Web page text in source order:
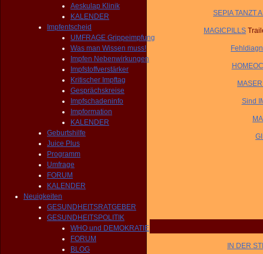
Aeskulap Klinik
KALENDER
Impfentscheid
UMFRAGE Grippeimpfung
Was man Wissen muss!
Impfen Nebenwirkungen
Impfstoffverstärker
Kritischer Impftag
Gesprächskreise
Impfschadeninfo
Impformation
KALENDER
Geburtshilfe
Juice Plus
Programm
Umfrage
FORUM
KALENDER
Neuigkeiten
GESUNDHEITSRATGEBER
GESUNDHEITSPOLITIK
WHO und DEMOKRATIE
FORUM
BLOG
SEPIA TANZT
MAGICPILLS
Sind
IN DER